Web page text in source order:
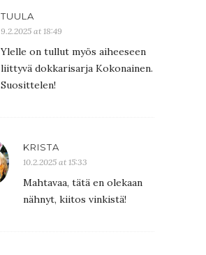
TUULA
9.2.2025 at 18:49
Ylelle on tullut myös aiheeseen
liittyvä dokkarisarja Kokonainen.
Suosittelen!
KRISTA
10.2.2025 at 15:33
Mahtavaa, tätä en olekaan
nähnyt, kiitos vinkistä!